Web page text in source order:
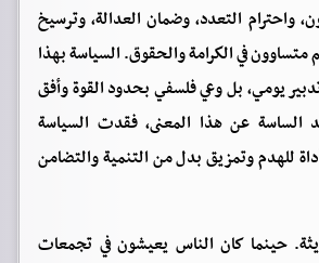
واحترام التعدد، وضمان العدالة، وترسيخ
متساوون في الكرامة والحقوق. السياسة بهذا
يومي، بل وعي فلسفي بحدود القوة وأفق
الساسة عن هذا المعنى، فقدت السياسة
للهدم وتمزيق بدل من التنمية والتضامن
حينما كان الناس يعيشون في تجمعات